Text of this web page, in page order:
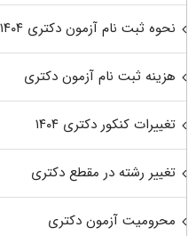
نحوه ثبت نام آزمون دکتری ۱۴۰۴
هزینه ثبت نام آزمون دکتری
تغییرات کنکور دکتری ۱۴۰۴
تغییر رشته در مقطع دکتری
محرومیت آزمون دکتری